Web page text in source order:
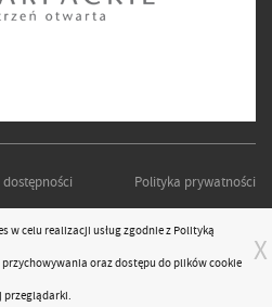
Polityka prywatności
W RZESZOWIE
X
w celu realizacji usług zgodnie z Polityką
przychowywania oraz dostępu do plików cookie
przeglądarki.